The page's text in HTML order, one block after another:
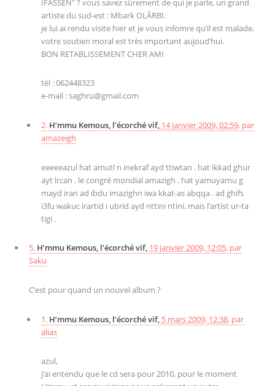
IFASSEN" ? vous savez sûrement de qui je parle, un grand
artiste du sud-est : Mbark OLÂRBI.
je lui ai rendu visite hier et je vous infomre qu’il est malade.
votre soutien moral est très important aujoud’hui.
BON RETABLISSEMENT CHER AMI
tél : 062448323
e-mail : saghru@gmail.com
2. H’mmu Kemous, l’écorché vif, 14 janvier 2009, 02:59, par
amazeigh
eeeeeazul hat amutl n inekraf ayd ttiwtan . hat ikkad ghur
ayt lrcan . le congré mondial amazigh . hat yamuyamu g
mayd iran ad ibdu imazighn iwa kkat-as abqqa . ad ghifs
i3fu wakuc irartid i ubrid ayd nttini ntini. mais l’artist ur-ta
tigi .
5. H’mmu Kemous, l’écorché vif, 19 janvier 2009, 12:05, par
Saku
C’est pour quand un nouvel album ?
1. H’mmu Kemous, l’écorché vif, 5 mars 2009, 12:38, par
alias
azul,
j’ai entendu que le cd sera pour 2010, pour le moment